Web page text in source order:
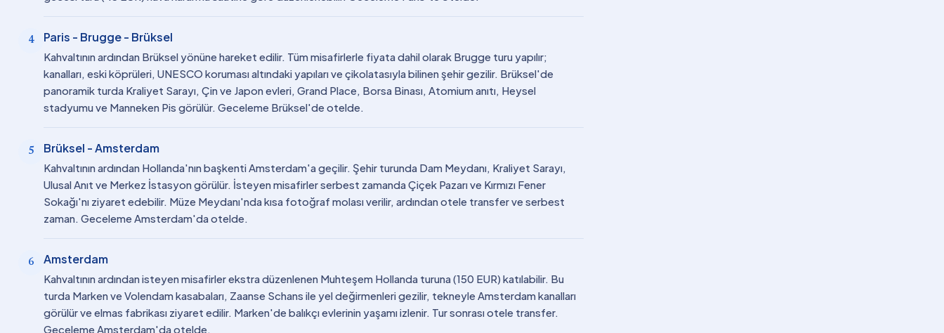
4 Paris - Brugge - Brüksel
Kahvaltının ardından Brüksel yönüne hareket edilir. Tüm misafirlerle fiyata dahil olarak Brugge turu yapılır;
kanalları, eski köprüleri, UNESCO koruması altındaki yapıları ve çikolatasıyla bilinen şehir gezilir. Brüksel'de
panoramik turda Kraliyet Sarayı, Çin ve Japon evleri, Grand Place, Borsa Binası, Atomium anıtı, Heysel
stadyumu ve Manneken Pis görülür. Geceleme Brüksel'de otelde.
5 Brüksel - Amsterdam
Kahvaltının ardından Hollanda'nın başkenti Amsterdam'a geçilir. Şehir turunda Dam Meydanı, Kraliyet Sarayı,
Ulusal Anıt ve Merkez İstasyon görülür. İsteyen misafirler serbest zamanda Çiçek Pazarı ve Kırmızı Fener
Sokağı'nı ziyaret edebilir. Müze Meydanı'nda kısa fotoğraf molası verilir, ardından otele transfer ve serbest
zaman. Geceleme Amsterdam'da otelde.
6 Amsterdam
Kahvaltının ardından isteyen misafirler ekstra düzenlenen Muhteşem Hollanda turuna (150 EUR) katılabilir. Bu
turda Marken ve Volendam kasabaları, Zaanse Schans ile yel değirmenleri gezilir, tekneyle Amsterdam kanalları
görülür ve elmas fabrikası ziyaret edilir. Marken'de balıkçı evlerinin yaşamı izlenir. Tur sonrası otele transfer.
Geceleme Amsterdam'da otelde.